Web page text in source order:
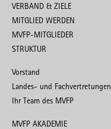
VERBAND & ZIELE
MITGLIED WERDEN
MVFP-MITGLIEDER
STRUKTUR
Vorstand
Landes- und Fachvertretungen
Ihr Team des MVFP
MVFP AKADEMIE